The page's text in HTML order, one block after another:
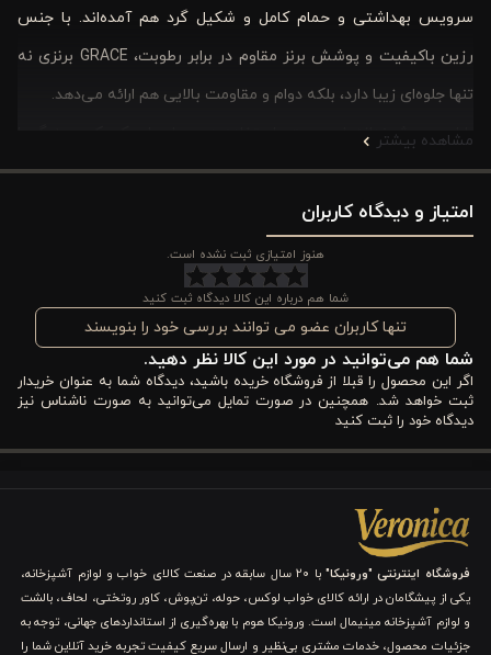
سرویس بهداشتی و حمام کامل و شکیل گرد هم آمده‌اند. با جنس
رزین باکیفیت و پوشش برنز مقاوم در برابر رطوبت، GRACE برنزی نه
تنها جلوه‌ای زیبا دارد، بلکه دوام و مقاومت بالایی هم ارائه می‌دهد.
طراحی هوشمندانه این ست، استفاده در حمام‌های کوچک و بزرگ را
ممکن می‌کند و حس لوکس بودن و نظم را به فضای شما اضافه
می‌کند. با جنس رزین باکیفیت و پوشش برنز، این اکسسوری مقاومت
بالایی در برابر رطوبت دارد و شست‌وشوی آن ساده است.
طراحی آن طوری است که برای استفاده روزمره در حمام‌های کوچک و
بزرگ مناسب است و حس لوکس بودن و نظم را به فضای شما اضافه
می‌کند. بسته‌بندی شکیل جعبه‌ای، این ست را به گزینه‌ای ایده‌آل برای
هدیه دادن نیز تبدیل کرده است.
چرا اکسسوری ۶ تکه ست بهداشتی ورونیکا GRACE برنزی
زیبایی، دوام و کاربردی بودن
ست ۶ تکه GRACE برنزی نه تنها مجموعه‌ای کاربردی برای سرویس
بهداشتی شماست، بلکه یک تجربه لوکس و منحصربه‌فرد ایجاد می‌کند.
مشاهده بیشتر
امتیاز و دیدگاه کاربران
هنوز امتیازی ثبت نشده است.
شما هم درباره این کالا دیدگاه ثبت کنید
تنها کاربران عضو می توانند بررسی خود را بنویسند
شما هم می‌توانید در مورد این کالا نظر دهید.
اگر این محصول را قبلا از فروشگاه خریده باشید، دیدگاه شما به عنوان خریدار
ثبت خواهد شد. همچنین در صورت تمایل می‌توانید به صورت ناشناس نیز
دیدگاه خود را ثبت کنید
فروشگاه اینترنتی "ورونیکا"
با ۲۰ سال سابقه در صنعت کالای خواب و لوازم آشپزخانه،
یکی از پیشگامان در ارائه کالای خواب لوکس، حوله، تن‌پوش، کاور روتختی، لحاف، بالشت
و لوازم آشپزخانه مینیمال است. ورونیکا هوم با بهره‌گیری از استانداردهای جهانی، توجه به
جزئیات محصول، خدمات مشتری بی‌نظیر و ارسال سریع کیفیت تجربه خرید آنلاین شما را